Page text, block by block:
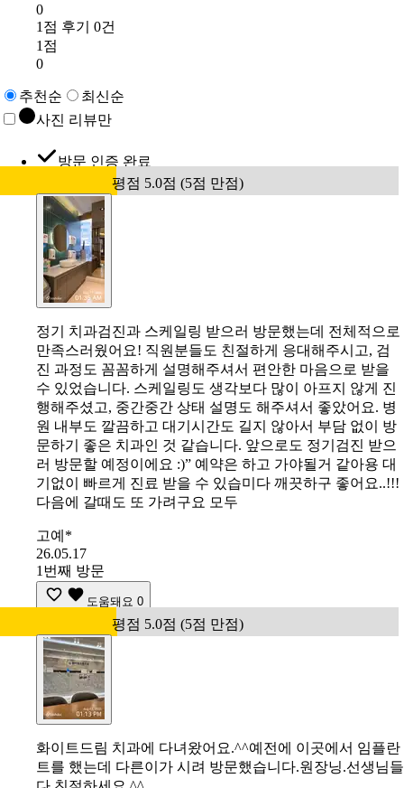
0
1점 후기 0건
1점
0
추천순
최신순
사진 리뷰만
방문 인증 완료
평점 5.0점 (5점 만점)
정기 치과검진과 스케일링 받으러 방문했는데 전체적으로
만족스러웠어요! 직원분들도 친절하게 응대해주시고, 검
진 과정도 꼼꼼하게 설명해주셔서 편안한 마음으로 받을
수 있었습니다. 스케일링도 생각보다 많이 아프지 않게 진
행해주셨고, 중간중간 상태 설명도 해주셔서 좋았어요. 병
원 내부도 깔끔하고 대기시간도 길지 않아서 부담 없이 방
문하기 좋은 치과인 것 같습니다. 앞으로도 정기검진 받으
러 방문할 예정이에요 :)” 예약은 하고 가야될거 같아용 대
기없이 빠르게 진료 받을 수 있습미다 깨끗하구 좋어요..!!!
다음에 갈때도 또 가려구요 모두
고예*
26.05.17
1번째 방문
도움돼요 0
평점 5.0점 (5점 만점)
화이트드림 치과에 다녀왔어요.^^예전에 이곳에서 임플란
트를 했는데 다른이가 시려 방문했습니다.원장닝.선생님들